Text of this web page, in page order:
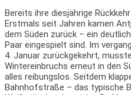
Bereits ihre diesjährige
Erstmals seit Jahren kamen
dem Süden zurück – ein
Paar eingespielt sind. Im
4. Januar zurückgekehrt,
Wintereinbruchs erneut in den
alles reibungslos. Seitdem
Bahnhofstraße – das typische